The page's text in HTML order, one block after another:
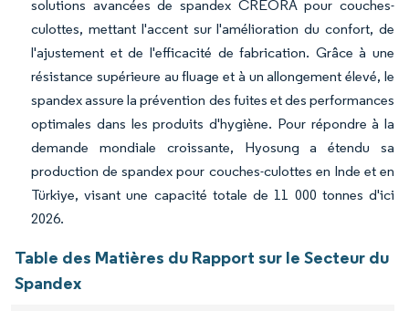
solutions avancées de spandex CREORA pour couches-
culottes, mettant l'accent sur l'amélioration du confort, de
l'ajustement et de l'efficacité de fabrication. Grâce à une
résistance supérieure au fluage et à un allongement élevé, le
spandex assure la prévention des fuites et des performances
optimales dans les produits d'hygiène. Pour répondre à la
demande mondiale croissante, Hyosung a étendu sa
production de spandex pour couches-culottes en Inde et en
Türkiye, visant une capacité totale de 11 000 tonnes d'ici
2026.
Table des Matières du Rapport sur le Secteur du
Spandex